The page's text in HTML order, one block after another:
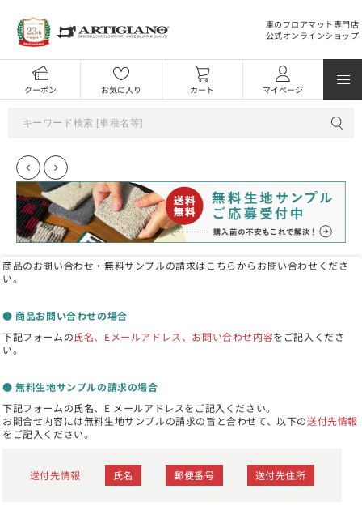
車のフロアマット専門店
公式オンラインショップ
クーポン お気に入り カート マイページ
商品のお問い合わせ・無料サンプルの請求はこちらからお問い合わせくださ
い。
● 商品お問い合わせの場合
下記フォームの氏名、Eメールアドレス、お問い合わせ内容をご記入くださ
い。
● 無料生地サンプルの請求の場合
下記フォームの氏名、E メールアドレスをご記入ください。
お問合せ内容には無料生地サンプルの請求の旨と合わせて、以下の送付先情報
をご記入ください。
送付先情報 氏名 郵便番号 送付先住所